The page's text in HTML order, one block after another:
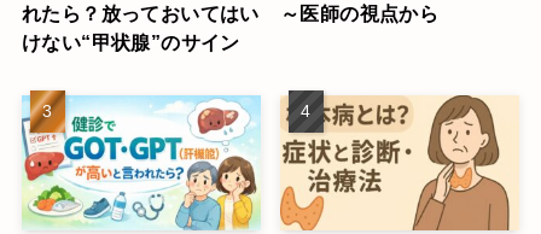
れたら？放っておいてはい
けない“甲状腺”のサイン
～医師の視点から